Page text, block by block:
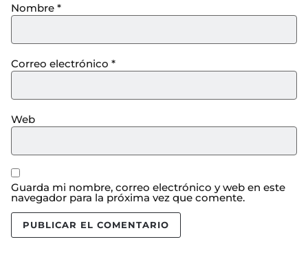
Nombre *
Correo electrónico *
Web
Guarda mi nombre, correo electrónico y web en este
navegador para la próxima vez que comente.